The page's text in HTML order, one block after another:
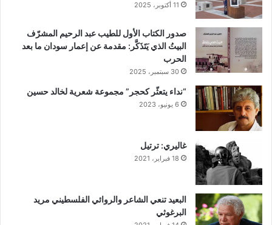
11 أكتوبر، 2025
صدور الكتاب الأول للطيب عبد الرحيم المشرّف
البيتُ الذي يَتَذَكَّر: مقدمة عن إعمار سودان ما بعد
الحرب
30 سبتمبر، 2025
“نداء يتعثّر كحجر” مجموعة شعرية لخالد حسين
6 يونيو، 2023
غاليري: ترتيل
18 فبراير، 2021
البعيد تنعي الشاعر والروائي الفلسطيني مريد
البرغوثي